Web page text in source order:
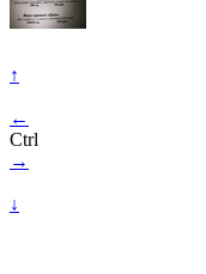
↑
←
Ctrl
→
↓